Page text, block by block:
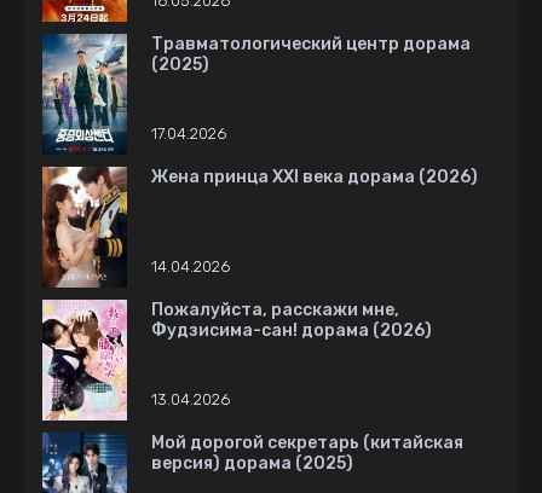
Травматологический центр дорама
(2025)
17.04.2026
Жена принца XXI века дорама (2026)
14.04.2026
Пожалуйста, расскажи мне,
Фудзисима-сан! дорама (2026)
13.04.2026
Мой дорогой секретарь (китайская
версия) дорама (2025)